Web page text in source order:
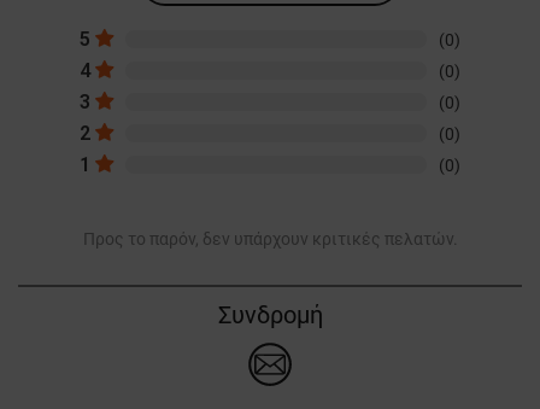
5 (0)
4 (0)
3 (0)
2 (0)
1 (0)
Προς το παρόν, δεν υπάρχουν κριτικές πελατών.
Συνδρομή